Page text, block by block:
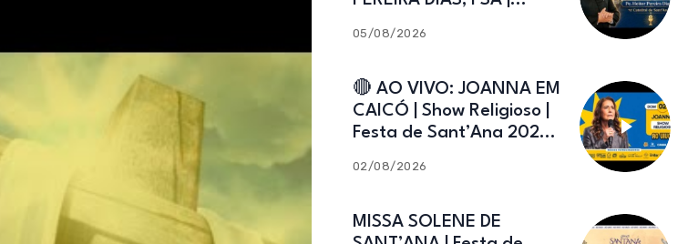
Caicó-RN
05/08/2026
🔴 AO VIVO: JOANNA EM
CAICÓ | Show Religioso |
Festa de Sant’Ana 2026 |
02/08/2026
MISSA SOLENE DE